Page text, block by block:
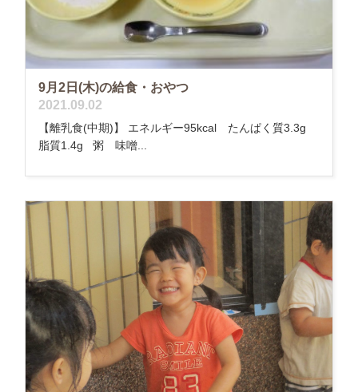
9月2日(木)の給食・おやつ
2021.09.02
【離乳食(中期)】 エネルギー95kcal たんぱく質3.3g
脂質1.4g 粥 味噌...